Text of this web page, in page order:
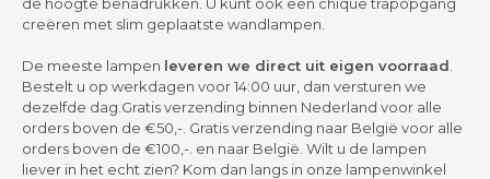
creëren met slim geplaatste wandlampen.
De meeste lampen leveren we direct uit eigen voorraad
Bestelt u op werkdagen voor 14:00 uur, dan versturen we
dezelfde dag.Gratis verzending binnen Nederland voor alle
orders boven de €50,-. Gratis verzending naar België voor alle
orders boven de €100,-. en naar België. Wilt u de lampen
liever in het echt zien? Kom dan langs in onze lampenwinkel